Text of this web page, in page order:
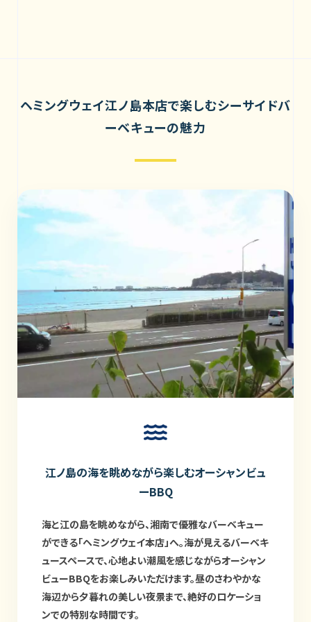
ヘミングウェイ江ノ島本店で楽しむシーサイドバ
ーベキューの魅力
江ノ島の海を眺めながら楽しむオーシャンビュ
ーBBQ
海と江の島を眺めながら、湘南で優雅なバーベキュー
ができる「ヘミングウェイ本店」へ。海が見えるバーベキ
ュースペースで、心地よい潮風を感じながらオーシャン
ビューBBQをお楽しみいただけます。昼のさわやかな
海辺から夕暮れの美しい夜景まで、絶好のロケーショ
ンでの特別な時間です。